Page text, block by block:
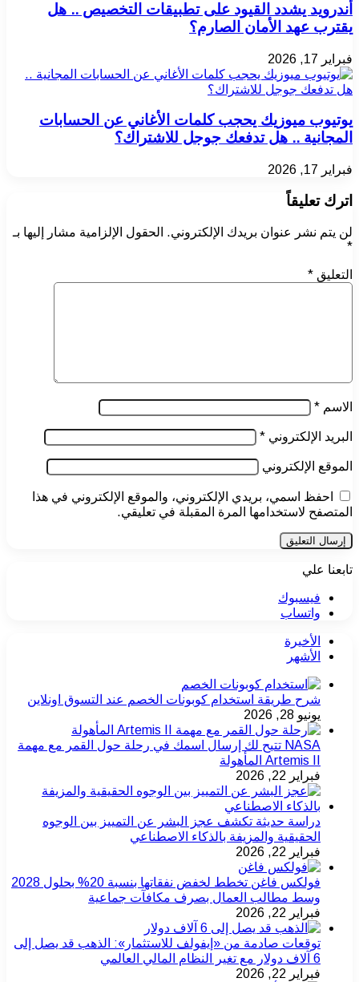
أندرويد يشدد القيود على تطبيقات التخصيص .. هل
يقترب عهد الأمان الصارم؟
فبراير 17, 2026
يوتيوب ميوزيك يحجب كلمات الأغاني عن الحسابات
المجانية .. هل تدفعك جوجل للاشتراك؟
فبراير 17, 2026
اترك تعليقاً
لن يتم نشر عنوان بريدك الإلكتروني. الحقول الإلزامية مشار إليها بـ
*
التعليق *
الاسم *
البريد الإلكتروني *
الموقع الإلكتروني
احفظ اسمي، بريدي الإلكتروني، والموقع الإلكتروني في هذا
المتصفح لاستخدامها المرة المقبلة في تعليقي.
تابعنا علي
فيسبوك
واتساب
الأخيرة
الأشهر
شرح طريقة استخدام كوبونات الخصم عند التسوق اونلاين
يونيو 28, 2026
NASA تتيح لك إرسال اسمك في رحلة حول القمر مع مهمة
Artemis II المأهولة
فبراير 22, 2026
دراسة حديثة تكشف عجز البشر عن التمييز بين الوجوه
الحقيقية والمزيفة بالذكاء الاصطناعي
فبراير 22, 2026
فولكس فاغن تخطط لخفض نفقاتها بنسبة 20% بحلول 2028
وسط مطالب العمال بصرف مكافآت جماعية
فبراير 22, 2026
توقعات صادمة من «إيفولف للاستثمار»: الذهب قد يصل إلى
6 آلاف دولار مع تغير النظام المالي العالمي
فبراير 22, 2026